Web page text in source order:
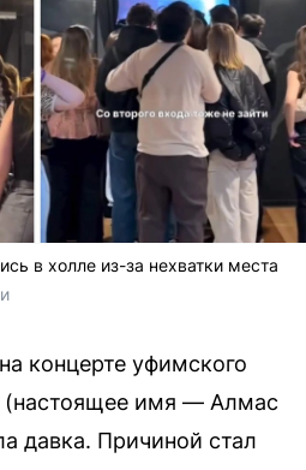
в холле из-за нехватки места
концерте уфимского
(настоящее имя — Алмас
давка. Причиной стал